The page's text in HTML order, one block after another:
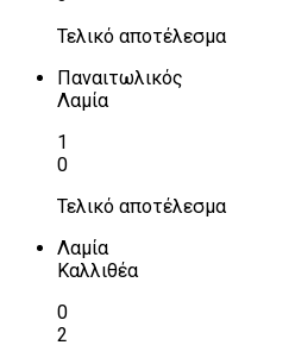
Τελικό αποτέλεσμα
Παναιτωλικός
Λαμία
1
0
Τελικό αποτέλεσμα
Λαμία
Καλλιθέα
0
2